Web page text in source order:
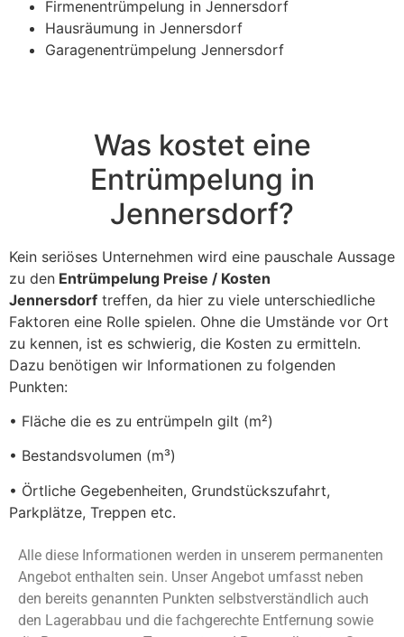
Firmenentrümpelung in Jennersdorf
Hausräumung in Jennersdorf
Garagenentrümpelung Jennersdorf
Was kostet eine
Entrümpelung in
Jennersdorf?
Kein seriöses Unternehmen wird eine pauschale Aussage
zu den Entrümpelung Preise / Kosten
Jennersdorf treffen, da hier zu viele unterschiedliche
Faktoren eine Rolle spielen. Ohne die Umstände vor Ort
zu kennen, ist es schwierig, die Kosten zu ermitteln.
Dazu benötigen wir Informationen zu folgenden
Punkten:
• Fläche die es zu entrümpeln gilt (m²)
• Bestandsvolumen (m³)
• Örtliche Gegebenheiten, Grundstückszufahrt,
Parkplätze, Treppen etc.
Alle diese Informationen werden in unserem permanenten
Angebot enthalten sein. Unser Angebot umfasst neben
den bereits genannten Punkten selbstverständlich auch
den Lagerabbau und die fachgerechte Entfernung sowie